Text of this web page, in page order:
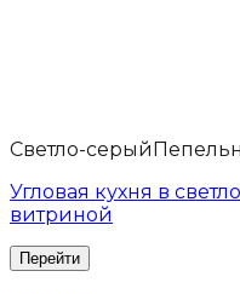
Светло-серый
Угловая кухня в
витриной